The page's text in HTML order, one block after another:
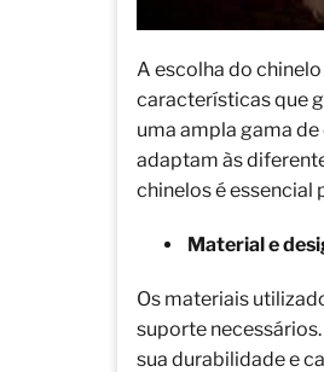
A escolha do
características que
uma ampla gama
adaptam às
chinelos é essencial
Material e
Os materiais
suporte
sua durabilidade e